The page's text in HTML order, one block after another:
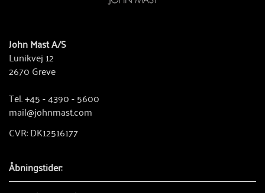
John Mast A/S
Lunikvej 12
2670 Greve
Tel. +45 - 4390 - 5600
mail@johnmast.com
CVR: DK12516177
Åbningstider: